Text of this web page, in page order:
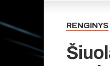
RENGINYS